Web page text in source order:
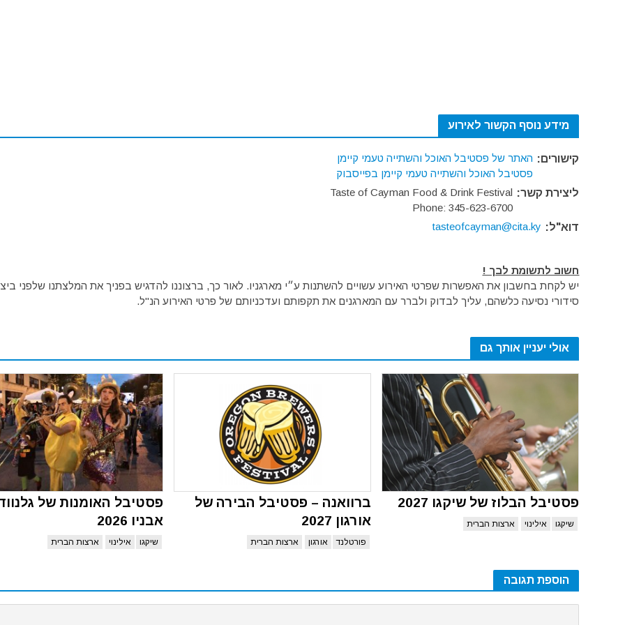
מידע נוסף הקשור לאירוע
קישורים: האתר של פסטיבל האוכל והשתייה טעמי קיימן
פסטיבל האוכל והשתייה טעמי קיימן בפייסבוק
ליצירת קשר: Taste of Cayman Food & Drink Festival
Phone: 345-623-6700
דוא"ל: tasteofcayman@cita.ky
חשוב לתשומת לבך !
יש לקחת בחשבון את האפשרות שפרטי האירוע עשויים להשתנות ע״י מארגניו. לאור כך, ברצוננו להדגיש בפניך את המלצתנו שלפני
סידורי נסיעה כלשהם, עליך לבדוק ולברר עם המארגנים את תקפותם ועדכניותם של פרטי האירוע הנ"ל.
אולי יעניין אותך גם
פסטיבל הבלוז של שיקגו 2027
שיקגו אילינוי ארצות הברית
ברוואנה – פסטיבל הבירה של
אורגון 2027
פורטלנד אורגון ארצות הברית
פסטיבל האומנות של
אבניו 2026
שיקגו אילינוי ארצות הברית
הוספת תגובה